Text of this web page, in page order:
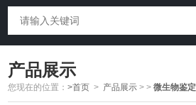
产品展示
您现在的位置：>首页 > 产品展示 >>微生物鉴定